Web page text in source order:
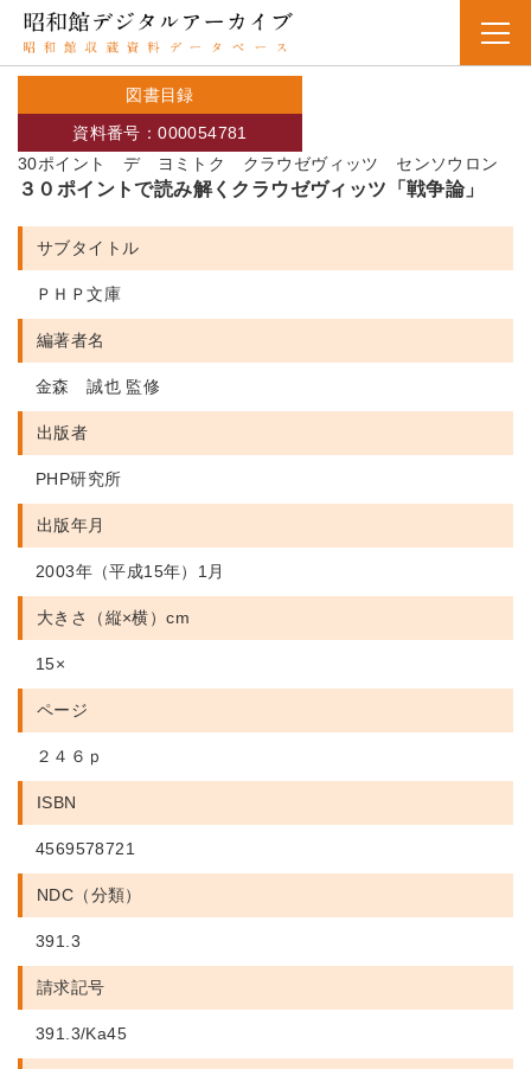
図書目録
30ポイント デ ヨミトク クラウゼヴィッツ センソウロン
資料番号：000054781
３０ポイントで読み解くクラウゼヴィッツ「戦争論」
サブタイトル
ＰＨＰ文庫
編著者名
金森 誠也 監修
出版者
PHP研究所
出版年月
2003年（平成15年）1月
大きさ（縦×横）cm
15×
ページ
２４６ｐ
ISBN
4569578721
NDC（分類）
391.3
請求記号
391.3/Ka45